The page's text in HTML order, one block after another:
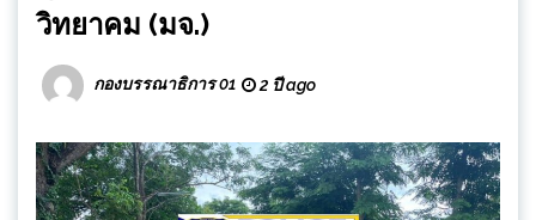
วิทยาคม (มจ.)
กองบรรณาธิการ 01 2 ปี ago